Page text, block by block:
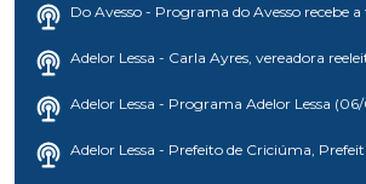
Do Avesso - Programa do Avesso recebe a
Adelor Lessa - Carla Ayres, vereadora
Adelor Lessa - Programa Adelor Lessa
Adelor Lessa - Prefeito de Criciúma,